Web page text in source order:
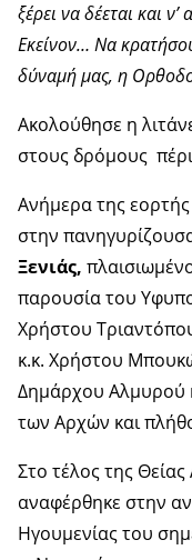
ξέρει να δέεται και
Εκείνον… Να
δύναμή μας, η
Ακολούθησε η
στους δρόμους
Ανήμερα της
στην
Ξενιάς,
παρουσία του
Χρήστου
κ.κ. Χρήστου
Δημάρχου Αλμυρού
των Αρχών και
Στο τέλος της Θείας
αναφέρθηκε στην
Ηγουμενίας του